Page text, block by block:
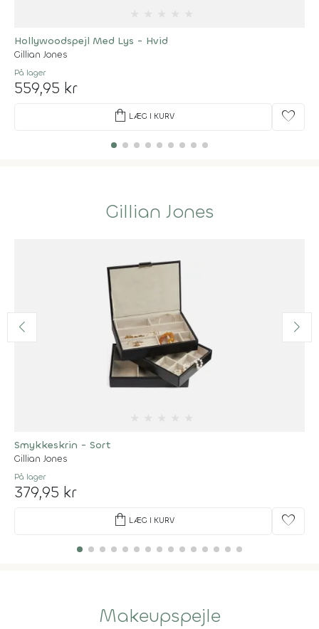
Hollywoodspejl Med Lys - Hvid
Gillian Jones
På lager
559,95 kr
shopping_bag LÆG I KURV favorite
Gillian Jones
Smykkeskrin - Sort
Gillian Jones
På lager
379,95 kr
shopping_bag LÆG I KURV favorite
Makeupspejle